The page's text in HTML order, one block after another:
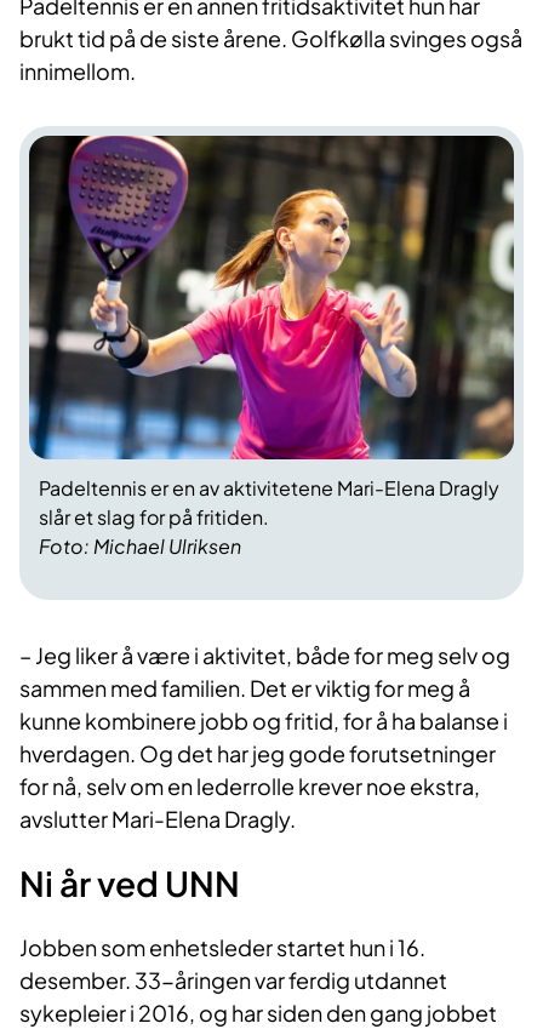
brukt tid på de siste årene. Golfkølla svinges også
innimellom.
Foto: Michael Ulriksen
Padeltennis er en av aktivitetene Mari-Elena Dragly
slår et slag for på fritiden.
– Jeg liker å være i aktivitet, både for meg selv og
sammen med familien. Det er viktig for meg å
kunne kombinere jobb og fritid, for å ha balanse i
hverdagen. Og det har jeg gode forutsetninger
for nå, selv om en lederrolle krever noe ekstra,
avslutter Mari-Elena Dragly.
Ni år ved UNN
Jobben som enhetsleder startet hun i 16.
desember. 33-åringen var ferdig utdannet
sykepleier i 2016, og har siden den gang jobbet